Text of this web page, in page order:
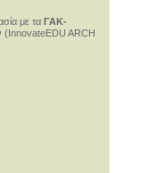
με τα ΓΑΚ-
(InnovateEDU ARCH